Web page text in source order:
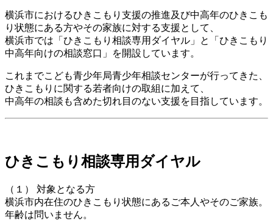
横浜市におけるひきこもり⽀援の推進及び中⾼年のひきこも
り状態にある⽅やその家族に対する⽀援として、
横浜市では「ひきこもり相談専⽤ダイヤル」と「ひきこもり
中⾼年向けの相談窓⼝」を開設しています。
これまでこども⻘少年局⻘少年相談センターが⾏ってきた、
ひきこもりに関する若者向けの取組に加えて、
中⾼年の相談も含めた切れ⽬のない⽀援を目指しています。
ひきこもり相談専⽤ダイヤル
（１） 対象となる⽅
横浜市内在住のひきこもり状態にあるご本⼈やそのご家族。
年齢は問いません。